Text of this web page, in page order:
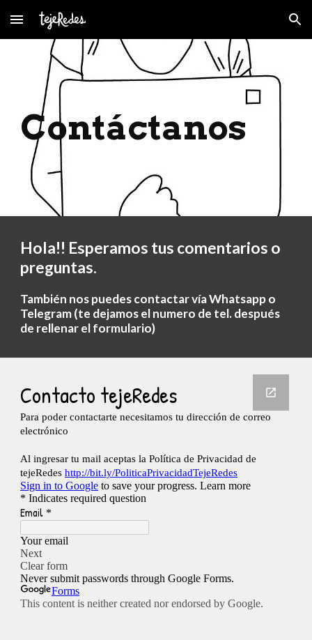
Skip to main content Skip to navigation
Contáctanos
Hola!! Esperamos tus comentarios o
preguntas.
También nos puedes contactar vía Whatsapp o
Telegram (te dejamos el numero de tel. después
de rellenar el formulario)